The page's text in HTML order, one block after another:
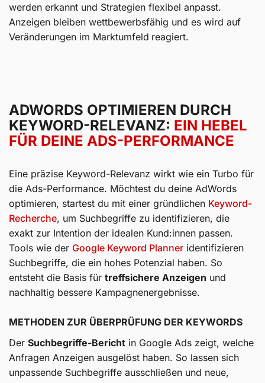
werden erkannt und Strategien flexibel anpasst.
Anzeigen bleiben wettbewerbsfähig und es wird auf
Veränderungen im Marktumfeld reagiert.
ADWORDS OPTIMIEREN DURCH
KEYWORD-RELEVANZ: EIN HEBEL
FÜR DEINE ADS-PERFORMANCE
Eine präzise Keyword-Relevanz wirkt wie ein Turbo für
die Ads-Performance. Möchtest du deine AdWords
optimieren, startest du mit einer gründlichen Keyword-
Recherche, um Suchbegriffe zu identifizieren, die
exakt zur Intention der idealen Kund:innen passen.
Tools wie der Google Keyword Planner identifizieren
Suchbegriffe, die ein hohes Potenzial haben. So
entsteht die Basis für treffsichere Anzeigen und
nachhaltig bessere Kampagnenergebnisse.
METHODEN ZUR ÜBERPRÜFUNG DER KEYWORDS
Der Suchbegriffe-Bericht in Google Ads zeigt, welche
Anfragen Anzeigen ausgelöst haben. So lassen sich
unpassende Suchbegriffe ausschließen und neue,